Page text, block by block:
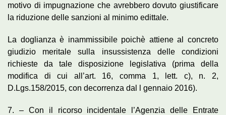
motivo di impugnazione che avrebbero dovuto giustificare
la riduzione delle sanzioni al minimo edittale.
La doglianza è inammissibile poichè attiene al concreto
giudizio meritale sulla insussistenza delle condizioni
richieste da tale disposizione legislativa (prima della
modifica di cui all’art. 16, comma 1, lett. c), n. 2,
D.Lgs.158/2015, con decorrenza dal l gennaio 2016).
7. – Con il ricorso incidentale l’Agenzia delle Entrate